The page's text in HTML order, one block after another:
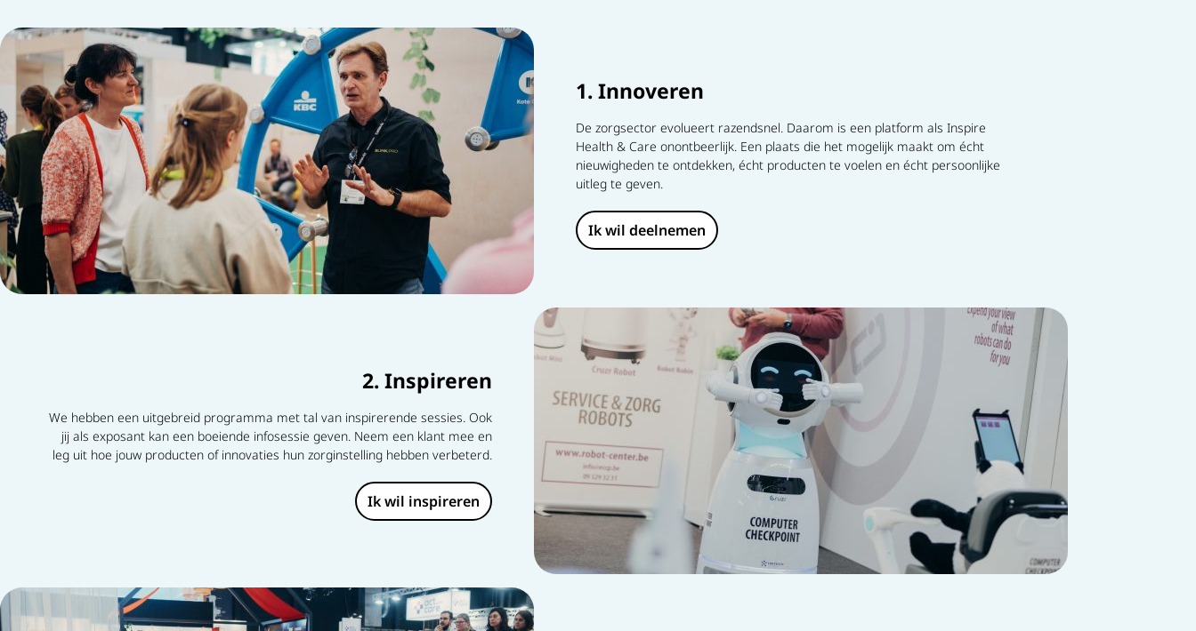
1. Innoveren
De zorgsector evolueert razendsnel. Daarom is een platform als Inspire
Health & Care onontbeerlijk. Een plaats die het mogelijk maakt om écht
nieuwigheden te ontdekken, écht producten te voelen en écht persoonlijke
uitleg te geven.
Ik wil deelnemen
2. Inspireren
We hebben een uitgebreid programma met tal van inspirerende sessies. Ook
jij als exposant kan een boeiende infosessie geven. Neem een klant mee en
leg uit hoe jouw producten of innovaties hun zorginstelling hebben verbeterd.
Ik wil inspireren